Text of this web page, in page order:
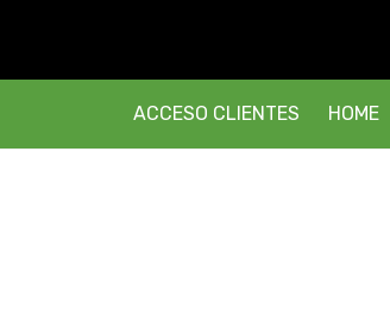
ACCESO CLIENTES HOME